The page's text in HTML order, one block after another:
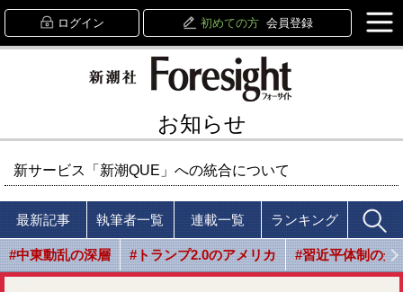
ログイン 初めての方 会員登録
お知らせ
新サービス「新潮QUE」への統合について
最新記事 執筆者一覧 連載一覧 ランキング
#中東動乱の深層 #トランプ2.0のアメリカ #習近平体制の光